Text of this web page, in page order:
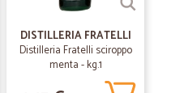
DISTILLERIA FRATELLI
Distilleria Fratelli sciroppo
menta - kg.1